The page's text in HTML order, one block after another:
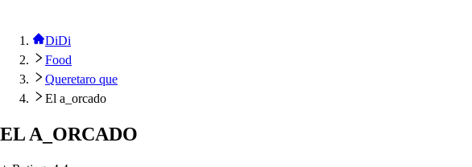
DiDi
Food
Queretaro que
El a_orcado
EL A_ORCADO